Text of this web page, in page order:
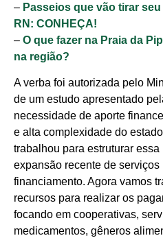
– Passeios que vão tirar
RN: CONHEÇA!
– O que fazer na Praia da
na região?
A verba foi autorizada pelo
de um estudo apresentado
necessidade de aporte
e alta complexidade do
trabalhou para estruturar
expansão recente de
financiamento. Agora vamos
recursos para realizar os
focando em cooperativas,
medicamentos, gêneros